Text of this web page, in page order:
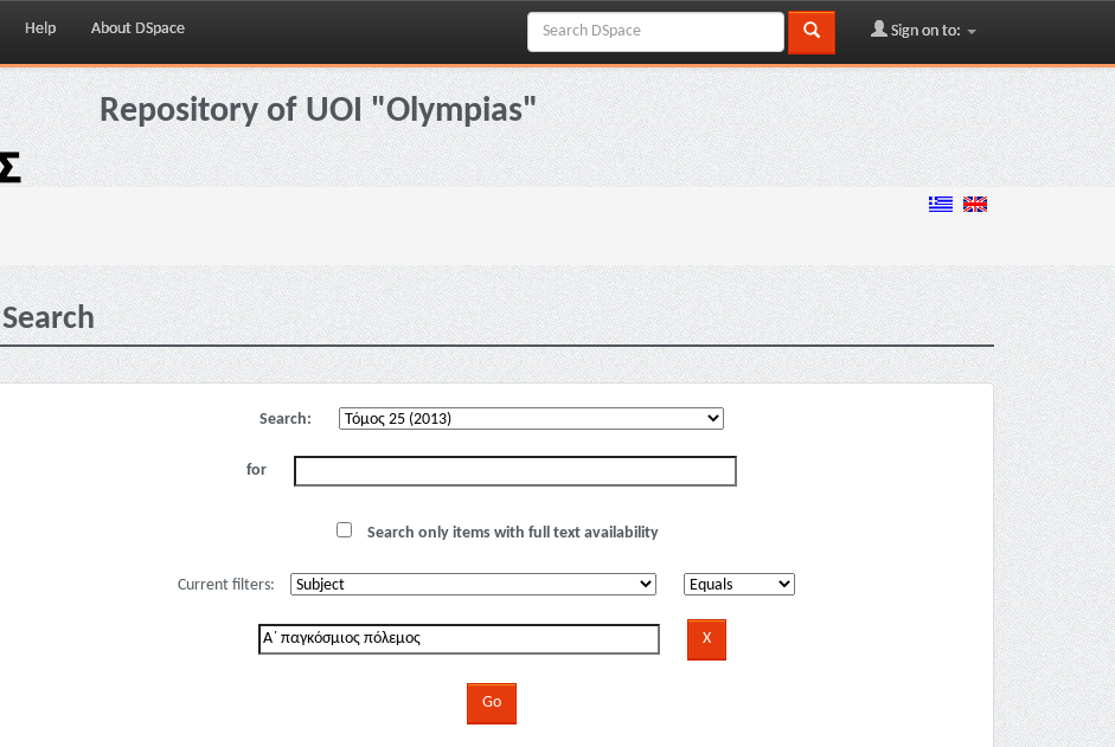
Help About DSpace Sign on to:
Repository of UOI "Olympias"
Search
Search:
for
Search only items with full text availability
Current filters: